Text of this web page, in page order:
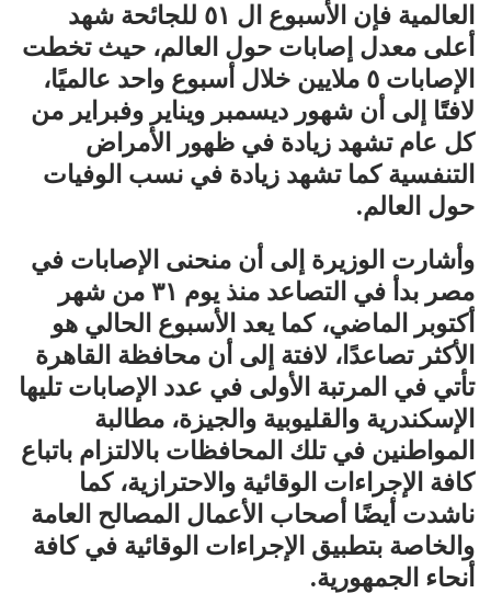
العالمية فإن الأسبوع ال ٥١ للجائحة شهد
أعلى معدل إصابات حول العالم، حيث تخطت
الإصابات ٥ ملايين خلال أسبوع واحد عالميًا،
لافتًا إلى أن شهور ديسمبر ويناير وفبراير من
كل عام تشهد زيادة في ظهور الأمراض
التنفسية كما تشهد زيادة في نسب الوفيات
حول العالم.
وأشارت الوزيرة إلى أن منحنى الإصابات في
مصر بدأ في التصاعد منذ يوم ٣١ من شهر
أكتوبر الماضي، كما يعد الأسبوع الحالي هو
الأكثر تصاعدًا، لافتة إلى أن محافظة القاهرة
تأتي في المرتبة الأولى في عدد الإصابات تليها
الإسكندرية والقليوبية والجيزة، مطالبة
المواطنين في تلك المحافظات بالالتزام باتباع
كافة الإجراءات الوقائية والاحترازية، كما
ناشدت أيضًا أصحاب الأعمال المصالح العامة
والخاصة بتطبيق الإجراءات الوقائية في كافة
أنحاء الجمهورية.